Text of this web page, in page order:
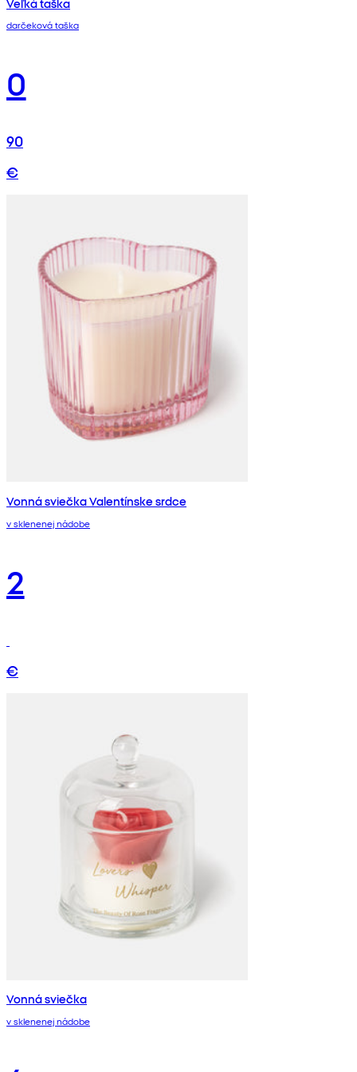
darčeková taška
0
90
€
Vonná sviečka Valentínske srdce
v sklenenej nádobe
2
€
Vonná sviečka
v sklenenej nádobe